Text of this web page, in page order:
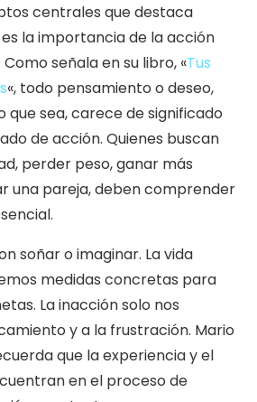
centrales que destaca
es la importancia de la acción
señala en su libro, «Tus
«, todo pensamiento o deseo,
que sea, carece de significado
de acción. Quienes buscan
perder peso, ganar más
una pareja, deben comprender
soñar o imaginar. La vida
medidas concretas para
La inacción solo nos
y a la frustración. Mario
que la experiencia y el
en el proceso de